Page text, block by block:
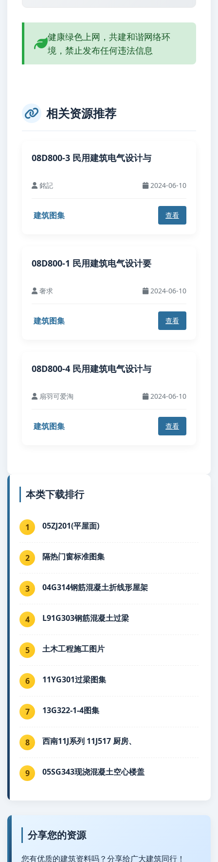
健康绿色上网，共建和谐网络环
境，禁止发布任何违法信息
相关资源推荐
08D800-3 民用建筑电气设计与
銘記 2024-06-10
建筑图集 查看
08D800-1 民用建筑电气设计要
奢求 2024-06-10
建筑图集 查看
08D800-4 民用建筑电气设计与
扇羽可爱淘 2024-06-10
建筑图集 查看
本类下载排行
1 05ZJ201(平屋面)
2 隔热门窗标准图集
3 04G314钢筋混凝土折线形屋架
4 L91G303钢筋混凝土过梁
5 土木工程施工图片
6 11YG301过梁图集
7 13G322-1-4图集
8 西南11J系列 11J517 厨房、
9 05SG343现浇混凝土空心楼盖
分享您的资源
您有优质的建筑资料吗？分享给广大建筑同行！